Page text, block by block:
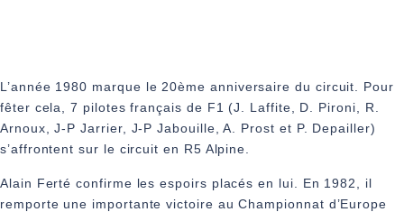
L’année 1980 marque le 20ème anniversaire du circuit. Pour
fêter cela, 7 pilotes français de F1 (J. Laffite, D. Pironi, R.
Arnoux, J-P Jarrier, J-P Jabouille, A. Prost et P. Depailler)
s’affrontent sur le circuit en R5 Alpine.
Alain Ferté confirme les espoirs placés en lui. En 1982, il
remporte une importante victoire au Championnat d’Europe